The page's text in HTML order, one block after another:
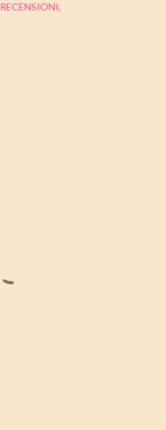
RECENSIONI